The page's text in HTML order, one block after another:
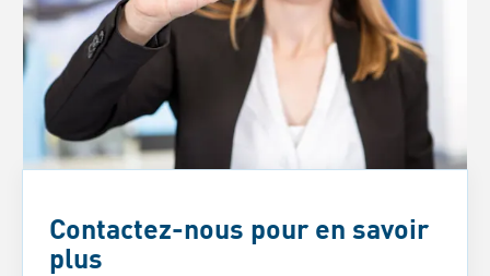
Contactez-nous pour en savoir
plus